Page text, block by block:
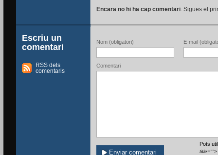
Encara no hi ha cap comentari. Sigues el
Escriu un
comentari
RSS dels
comentaris
Nom (obligatori) E-mail
Comentari
Pots